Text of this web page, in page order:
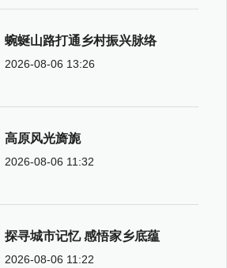
蜿蜒山路打通乡村振兴脉络
2026-08-06 13:26
高原风光旖旎
2026-08-06 11:32
探寻城市记忆 感悟家乡底蕴
2026-08-06 11:22